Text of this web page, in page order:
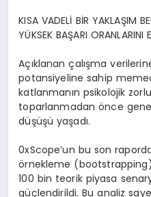
KISA VADELİ BİR YAKLAŞIM
YÜKSEK BAŞARI ORANLARINI
Açıklanan çalışma
potansiyeline sahip
katlanmanın psikolojik
toparlanmadan önce
düşüşü yaşadı.
0xScope’un bu son
örnekleme
100 bin teorik piyasa
güçlendirildi. Bu analiz